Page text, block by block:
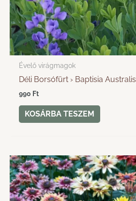
Évelő virágmagok
Déli Borsófürt › Baptisia Australis
990 Ft
KOSÁRBA TESZEM